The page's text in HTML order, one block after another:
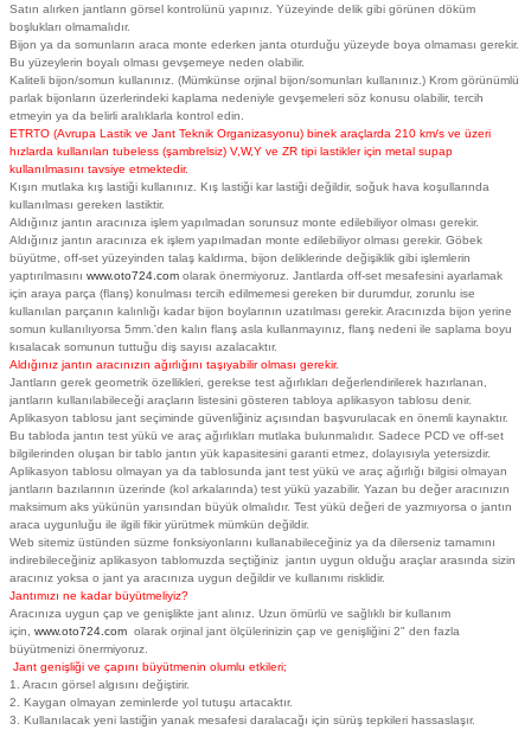
Satın alırken jantların görsel kontrolünü yapınız. Yüzeyinde delik gibi görünen döküm
boşlukları olmamalıdır.
Bijon ya da somunların araca monte ederken janta oturduğu yüzeyde boya olmaması gerekir.
Bu yüzeylerin boyalı olması gevşemeye neden olabilir.
Kaliteli bijon/somun kullanınız. (Mümkünse orjinal bijon/somunları kullanınız.) Krom görünümlü
parlak bijonların üzerlerindeki kaplama nedeniyle gevşemeleri söz konusu olabilir, tercih
etmeyin ya da belirli aralıklarla kontrol edin.
ETRTO (Avrupa Lastik ve Jant Teknik Organizasyonu) binek araçlarda 210 km/s ve üzeri
hızlarda kullanılan tubeless (şambrelsiz) V,W,Y ve ZR tipi lastikler için metal supap
kullanılmasını tavsiye etmektedir.
Kışın mutlaka kış lastiği kullanınız. Kış lastiği kar lastiği değildir, soğuk hava koşullarında
kullanılması gereken lastiktir.
Aldığınız jantın aracınıza işlem yapılmadan sorunsuz monte edilebiliyor olması gerekir.
Aldığınız jantın aracınıza ek işlem yapılmadan monte edilebiliyor olması gerekir. Göbek
büyütme, off-set yüzeyinden talaş kaldırma, bijon deliklerinde değişiklik gibi işlemlerin
yaptırılmasını www.oto724.com olarak önermiyoruz. Jantlarda off-set mesafesini ayarlamak
için araya parça (flanş) konulması tercih edilmemesi gereken bir durumdur, zorunlu ise
kullanılan parçanın kalınlığı kadar bijon boylarının uzatılması gerekir. Aracınızda bijon yerine
somun kullanılıyorsa 5mm.'den kalın flanş asla kullanmayınız, flanş nedeni ile saplama boyu
kısalacak somunun tuttuğu diş sayısı azalacaktır.
Aldığınız jantın aracınızın ağırlığını taşıyabilir olması gerekir.
Jantların gerek geometrik özellikleri, gerekse test ağırlıkları değerlendirilerek hazırlanan,
jantların kullanılabileceği araçların listesini gösteren tabloya aplikasyon tablosu denir.
Aplikasyon tablosu jant seçiminde güvenliğiniz açısından başvurulacak en önemli kaynaktır.
Bu tabloda jantın test yükü ve araç ağırlıkları mutlaka bulunmalıdır. Sadece PCD ve off-set
bilgilerinden oluşan bir tablo jantın yük kapasitesini garanti etmez, dolayısıyla yetersizdir.
Aplikasyon tablosu olmayan ya da tablosunda jant test yükü ve araç ağırlığı bilgisi olmayan
jantların bazılarının üzerinde (kol arkalarında) test yükü yazabilir. Yazan bu değer aracınızın
maksimum aks yükünün yarısından büyük olmalıdır. Test yükü değeri de yazmıyorsa o jantın
araca uygunluğu ile ilgili fikir yürütmek mümkün değildir.
Web sitemiz üstünden süzme fonksiyonlarını kullanabileceğiniz ya da dilerseniz tamamını
indirebileceğiniz aplikasyon tablomuzda seçtiğiniz jantın uygun olduğu araçlar arasında sizin
aracınız yoksa o jant ya aracınıza uygun değildir ve kullanımı risklidir.
Jantımızı ne kadar büyütmeliyiz?
Aracınıza uygun çap ve genişlikte jant alınız. Uzun ömürlü ve sağlıklı bir kullanım
için, www.oto724.com olarak orjinal jant ölçülerinizin çap ve genişliğini 2" den fazla
büyütmenizi önermiyoruz.
Jant genişliği ve çapını büyütmenin olumlu etkileri;
1. Aracın görsel algısını değiştirir.
2. Kaygan olmayan zeminlerde yol tutuşu artacaktır.
3. Kullanılacak yeni lastiğin yanak mesafesi daralacağı için sürüş tepkileri hassaslaşır.